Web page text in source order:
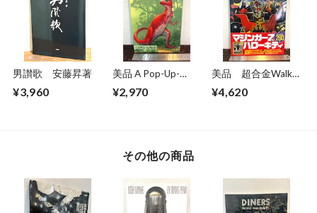
男讃歌 安藤昇著
¥3,960
美品 A Pop-Up-
Giants of the Earth
¥2,970
美品 超合金Walkar
誕生40周年記念
¥4,620
その他の商品